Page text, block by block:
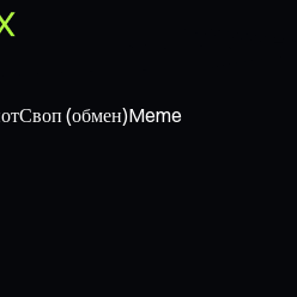
Своп (обмен)Meme